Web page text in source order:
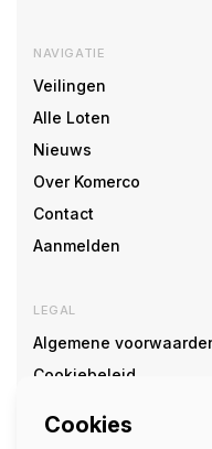
NAVIGATIE
Veilingen
Alle Loten
Nieuws
Over Komerco
Contact
Aanmelden
LEGAL
Algemene
Cookiebeleid